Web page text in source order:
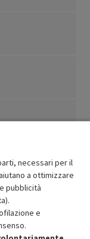
necessari per il
a ottimizzare
pubblicità
e